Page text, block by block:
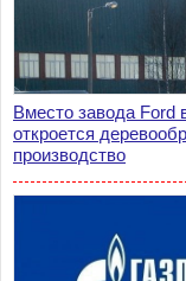
Вместо завода Ford
откроется
производство